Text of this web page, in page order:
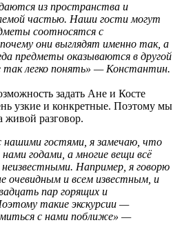
из пространства и
частью. Наши гости могут
соотносятся с
они выглядят именно так, а
предметы оказываются в другой
легко понять» — Константин.
задать Ане и Косте
узкие и конкретные. Поэтому мы
живой разговор.
нашими гостями, я замечаю, что
годами, а многие вещи всё
неизвестными. Например, я говорю
и всем известным, и
пар горящих и
такие экскурсии —
с нами поближе» —